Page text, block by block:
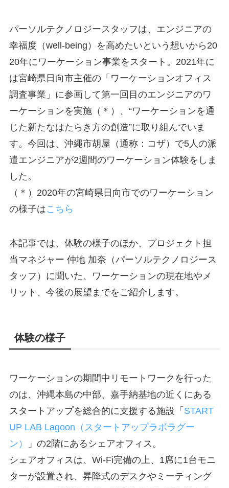
パーソルテクノロジースタッフは、エンジニアの
幸福度（well-being）を高めたいという想いから20
20年にワーケーション事業をスタート。2021年に
は宮崎県日向市主催の「ワーケーションオフィス
調査事業」に参画して第一回目のエンジニアのワ
ーケーションを実施（＊）、“ワーケーションを通
じた新たなはたらき方の創造”に取り組んでいま
す。今回は、沖縄市胡屋（通称：コザ）で5人の派
遣エンジニアが2週間のワーケーション体験をしま
した。
（＊）2020年の宮崎県日向市でのワーケーション
の様子はこちら
本記事では、体験の様子のほか、プロジェクト担
当マネジャー 仲地 加奈（パーソルテクノロジース
タッフ）に聞いた、ワーケーションの現在地やメ
リット、今後の展望までをご紹介します。
体験の様子
ワーケーションの期間中リモートワークを行った
のは、沖縄本島の中部、嘉手納基地の近くにある
スタートアップを総合的に支援する施設「 START
UP LAB Lagoon（スタートアップラボラグー
ン）
」の2階にあるシェアオフィス。
シェアオフィスは、Wi-Fi完備の上、1席に1台モニ
ターが設置され、昇降式のデスクやミーティング